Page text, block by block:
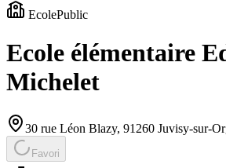
EcolePublic
Ecole élémentaire
Michelet
30 rue Léon Blazy, 91260 Juvisy-sur-
Favori